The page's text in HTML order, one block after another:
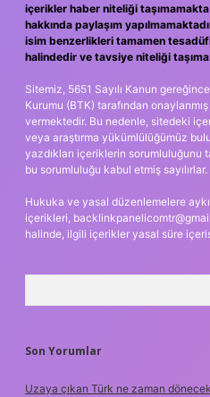
içerikler haber niteliği
hakkında paylaşım
isim benzerlikleri tamamen
halindedir ve tavsiye niteliği
Sitemiz, 5651 Sayılı Kanun
Kurumu (BTK) tarafından
vermektedir. Bu nedenle, sitedeki
veya araştırma yükümlülüğümüz
yazdıkları içeriklerin sorumluluğunu
bu sorumluluğu kabul etmiş sayılırlar.
Hukuka ve yasal düzenlemelere
içerikleri,
halinde, ilgili içerikler yasal süre
Son Yorumlar
Uzaya çıkan Türk ne zaman